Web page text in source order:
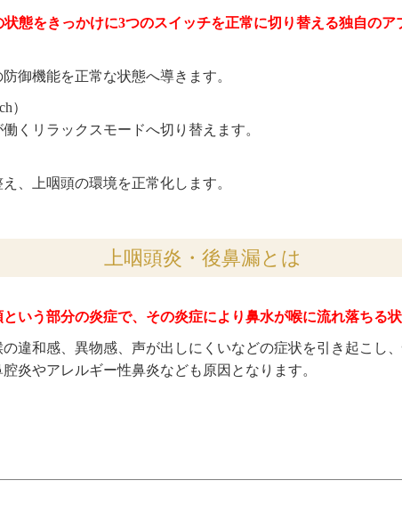
態をきっかけに3つのスイッチを正常に切り替える独自のア
御機能を正常な状態へ導きます。
）
くリラックスモードへ切り替えます。
、上咽頭の環境を正常化します。
上咽頭炎・後鼻漏とは
いう部分の炎症で、その炎症により鼻水が喉に流れ落ちる状
違和感、異物感、声が出しにくいなどの症状を引き起こし
炎やアレルギー性鼻炎なども原因となります。